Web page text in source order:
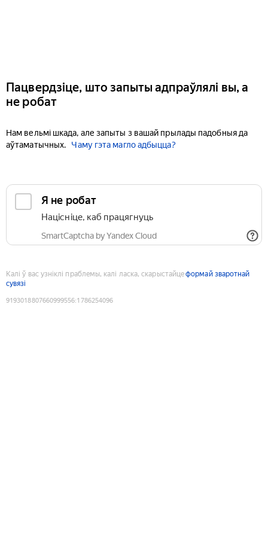
Пацвердзіце, што запыты адпраўлялі вы, а
не робат
Нам вельмі шкада, але запыты з вашай прылады падобныя да
аўтаматычных.
Чаму гэта магло адбыцца?
Я не робат
Націсніце, каб працягнуць
SmartCaptcha by Yandex Cloud
Калі ў вас узніклі праблемы, калі ласка, скарыстайцеформай зваротнай
сувязі
9193018807660999556:1786254096